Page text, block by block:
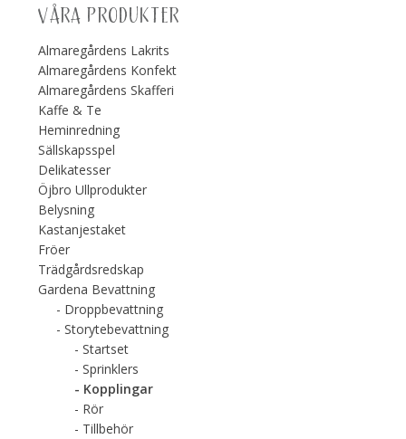
VÅRA PRODUKTER
Almaregårdens Lakrits
Almaregårdens Konfekt
Almaregårdens Skafferi
Kaffe & Te
Heminredning
Sällskapsspel
Delikatesser
Öjbro Ullprodukter
Belysning
Kastanjestaket
Fröer
Trädgårdsredskap
Gardena Bevattning
Droppbevattning
Storytebevattning
Startset
Sprinklers
Kopplingar
Rör
Tillbehör